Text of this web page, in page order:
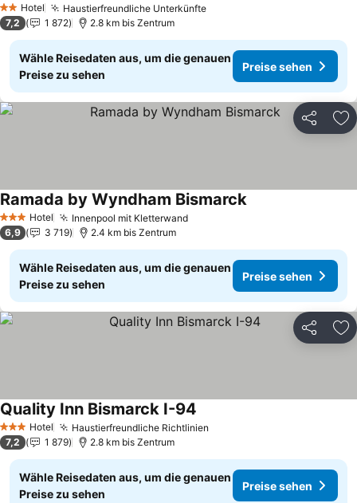
2 Sterne
Hotel Haustierfreundliche UnterkünftePreise sehen
7,2 1 872 2.8 km bis Zentrum
Wähle Reisedaten aus, um die genauen
Preise zu sehen
Preise sehen
Teilen
3 SterneHotel Innenpool mit KletterwandPreise sehen
Ramada by Wyndham BismarckPreise sehen
6,9 3 719 2.4 km bis Zentrum
Wähle Reisedaten aus, um die genauen
Preise zu sehen
Preise sehen
Teilen
3 SterneHotel Haustierfreundliche Richtlinien
Quality Inn Bismarck I-94
7,2 1 879 2.8 km bis Zentrum
Wähle Reisedaten aus, um die genauen
Preise zu sehen
Preise sehen